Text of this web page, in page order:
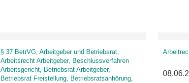
§ 37 BetrVG, Arbeitgeber und Betriebsrat,
Arbeitsrecht Arbeitgeber, Beschlussverfahren
Arbeitsgericht, Betriebsrat Arbeitgeber,
Betriebsrat Freistellung, Betriebsratsanhörung,